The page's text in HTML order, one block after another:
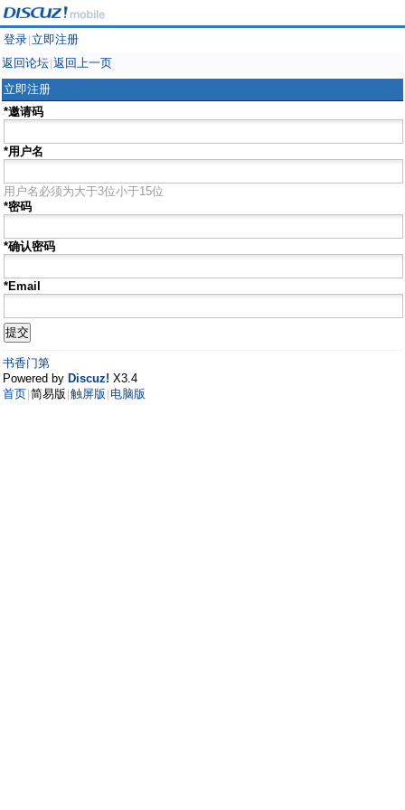
登录 立即注册
返回论坛 返回上一页
立即注册
*邀请码
*用户名
用户名必须为大于3位小于15位
*密码
*确认密码
*Email
书香门第
Powered by Discuz! X3.4
首页 简易版 触屏版 电脑版